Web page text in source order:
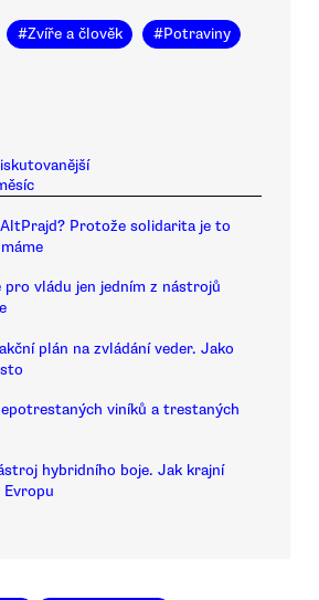
#Zvíře a člověk #Potraviny
Protože solidarita je to
pro vládu jen jedním z nástrojů
plán na zvládání veder. Jako
viníků a trestaných
hybridního boje. Jak krajní
Evropu